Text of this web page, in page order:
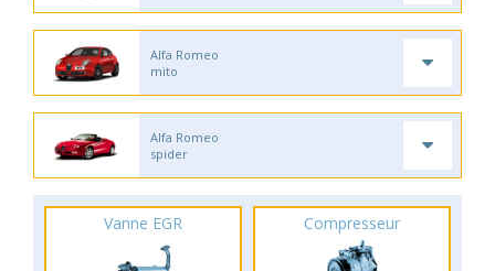
Alfa Romeo
mito
Alfa Romeo
spider
Vanne EGR Compresseur